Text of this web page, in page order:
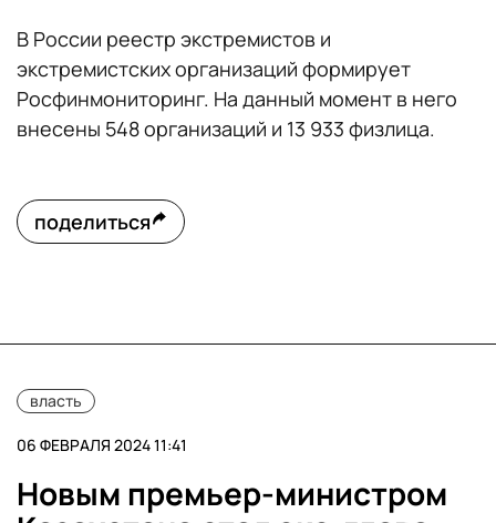
В России реестр экстремистов и
экстремистских организаций формирует
Росфинмониторинг. На данный момент в него
внесены 548 организаций и 13 933 физлица.
поделиться
власть
06 ФЕВРАЛЯ 2024 11:41
Новым премьер-министром